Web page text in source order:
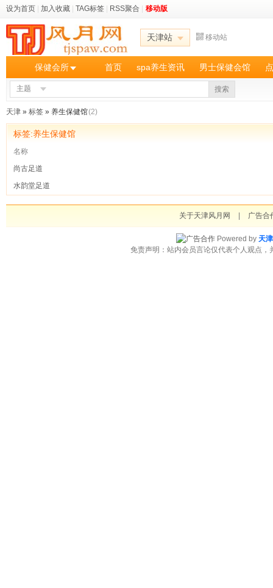
设为首页 加入收藏 TAG标签 RSS聚合 移动版
天津站 移动站
保健会所 首页 spa养生资讯 男士保健会馆
主题 搜索
天津 » 标签 » 养生保健馆(2)
标签:养生保健馆
名称
尚古足道
水韵堂足道
关于天津风月网 广告合
Powered by 天
免责声明：站内会员言论仅代表个人观点